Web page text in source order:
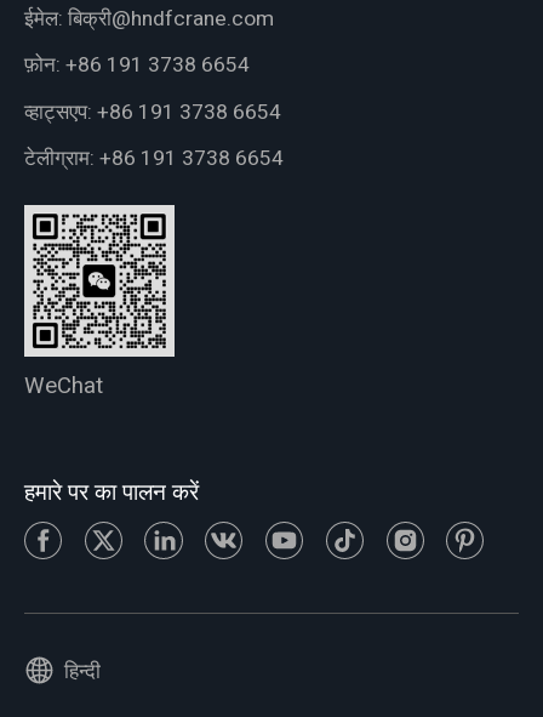
ईमेल: बिक्री@hndfcrane.com
फ़ोन: +86 191 3738 6654
व्हाट्सएप: +86 191 3738 6654
टेलीग्राम: +86 191 3738 6654
WeChat
हमारे पर का पालन करें
हिन्दी